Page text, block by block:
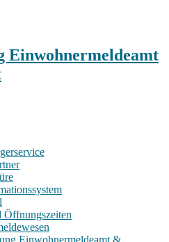
Einwohnermeldeamt
Öffnungszeiten
Einwohnermeldeamt &